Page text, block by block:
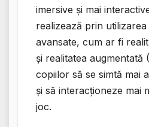
imersive și mai
realizează prin
avansate, cum ar fi
și realitatea augmentată
copiilor să se simtă mai
și să interacționeze mai
joc.